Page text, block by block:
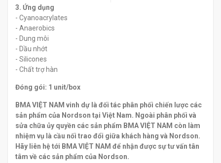
3. Ứng dụng
- Cyanoacrylates
- Anaerobics
- Dung môi
- Dầu nhớt
- Silicones
- Chất trợ hàn
Đóng gói: 1 unit/box
BMA VIỆT NAM vinh dự là đối tác phân phối chiến lược các
sản phẩm của Nordson tại Việt Nam. Ngoài phân phối và
sửa chữa ủy quyền các sản phẩm BMA VIỆT NAM còn làm
nhiệm vụ là cầu nối trao đổi giữa khách hàng và Nordson.
Hãy liên hệ tới BMA VIỆT NAM để nhận được sự tư vấn tân
tâm về các sản phẩm của Nordson.